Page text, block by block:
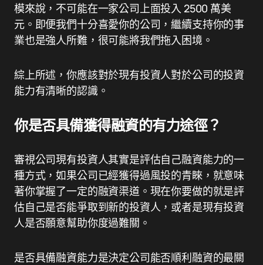
模來說，不可能在一家公司上面投入 2500 萬美
元。即便我們十分喜愛你的公司，繼續支持你的事
業也是強人所難，很可能將我們拖入困境。
綜上所述，你應該對於現有投資人對於公司的投資
能力有清晰的認識。
你是否具備獲得融資的有力途徑？
審視公司現有投資人其實是評估自己融資能力的一
種方式，如果公司已經獲得過風投的青睞，就意味
著你掌握了一定的融資渠道。現在你要做的就是評
估自己是否能爭取到新的投資人，或者是現有投資
人是否願意幫助你度過難關。
是否具備融資能力是決定公司能否順利融資的最關